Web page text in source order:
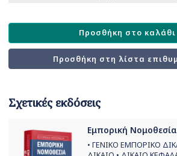
Προσθήκη στο καλάθι
Προσθήκη στη λίστα
Σχετικές εκδόσεις
Εμπορική
• ΓΕΝΙΚΟ ΕΜΠΟΡΙΚΟ